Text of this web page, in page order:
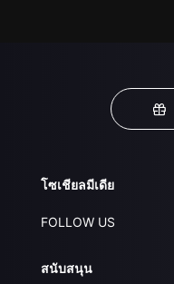
โซเชียลมีเดีย
FOLLOW US
สนับสนุน